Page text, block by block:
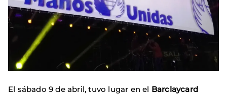
El sábado 9 de abril, tuvo lugar en el Barclaycard